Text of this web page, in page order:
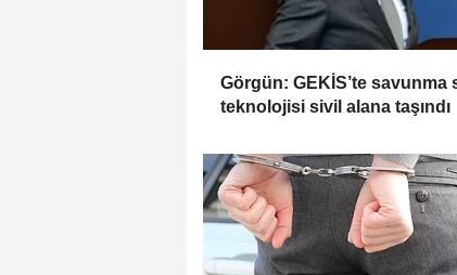
Görgün: GEKİS’te savunma
teknolojisi sivil alana taşındı